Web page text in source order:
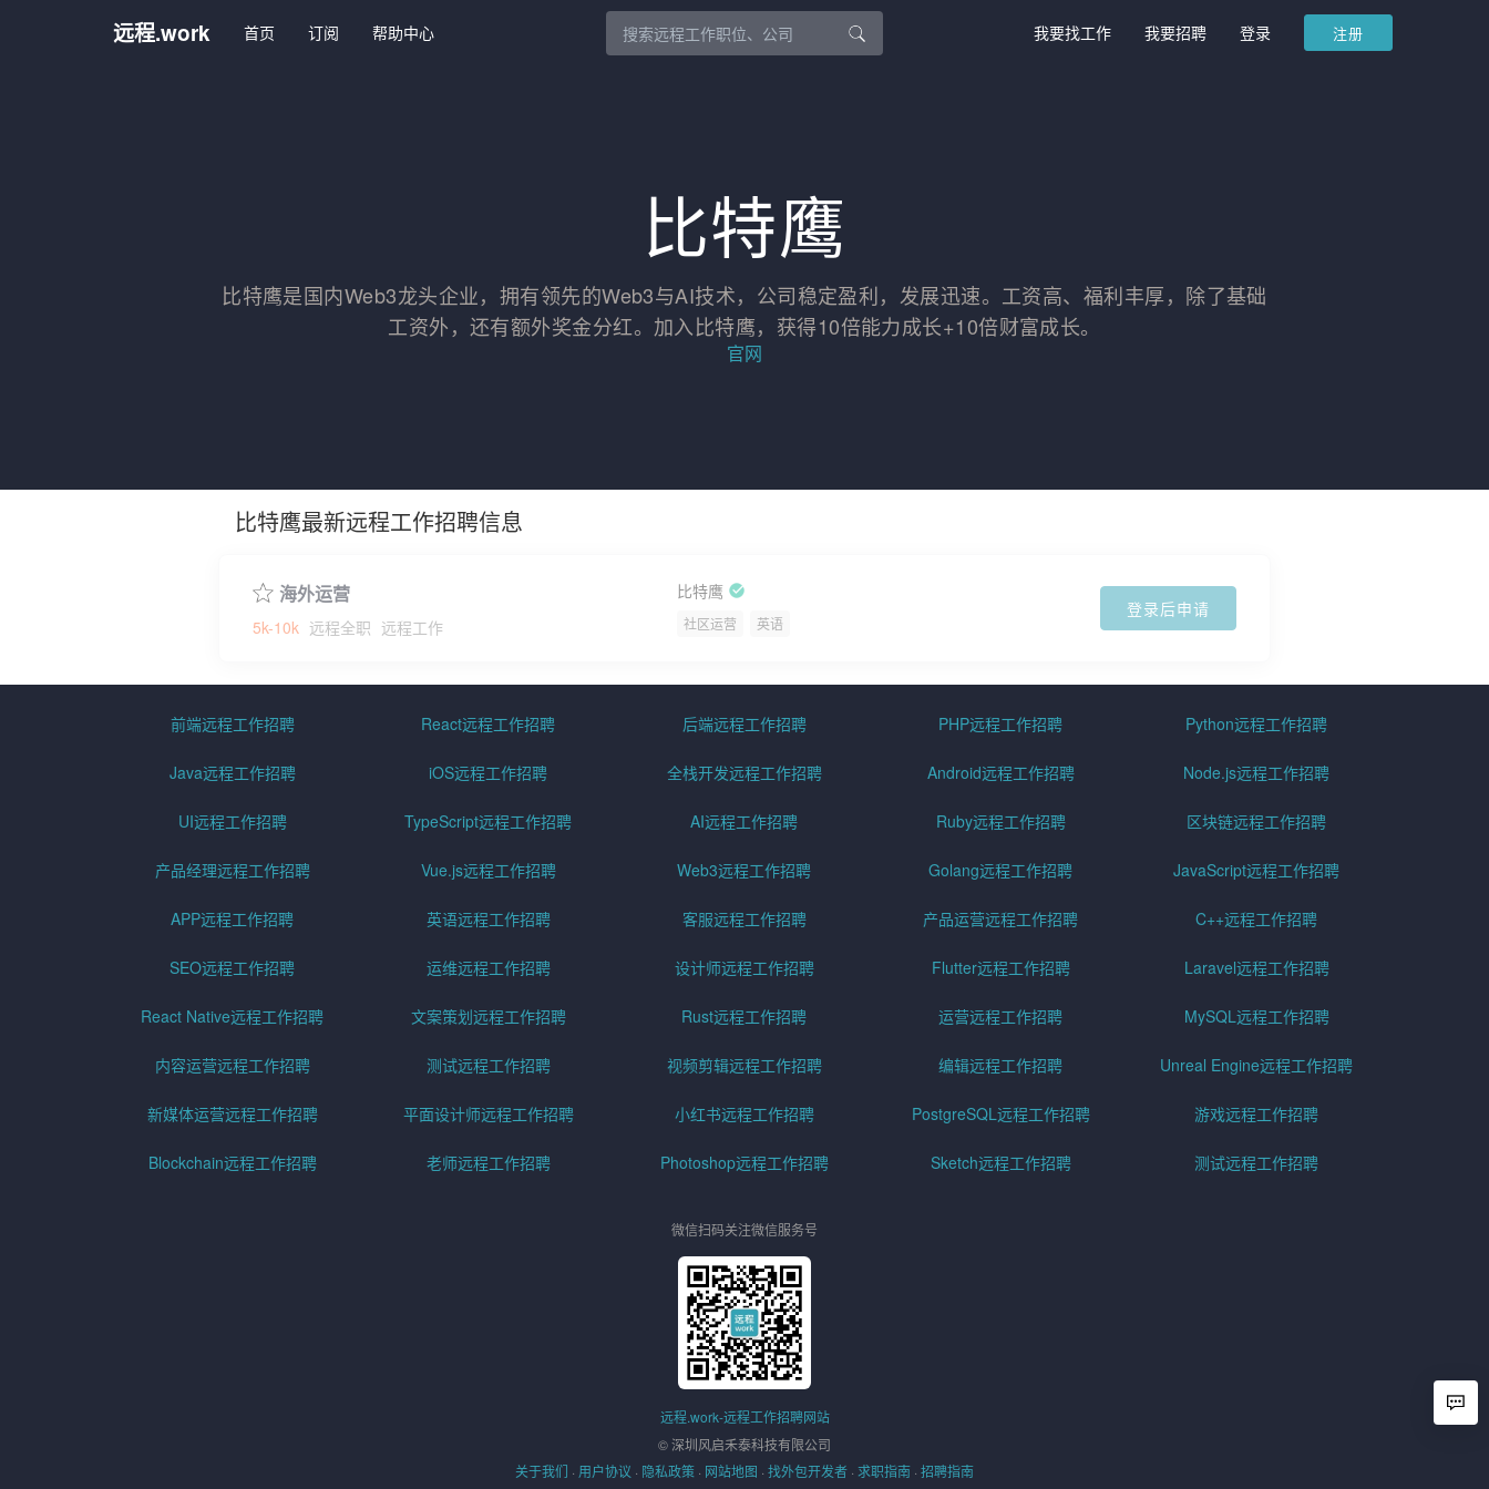
远程.work 首页 订阅 帮助中心 我要找工作 我要招聘 登录 注册
比特鹰
比特鹰是国内Web3龙头企业，拥有领先的Web3与AI技术，公司稳定盈利，发展迅速。工资高、福利丰厚，除了基础
工资外，还有额外奖金分红。加入比特鹰，获得10倍能力成长+10倍财富成长。
官网
比特鹰最新远程工作招聘信息
海外运营
5k-10k 远程全职 远程工作
比特鹰
社区运营 英语
登录后申请
前端远程工作招聘 React远程工作招聘 后端远程工作招聘 PHP远程工作招聘 Python远程工作招聘
Java远程工作招聘 iOS远程工作招聘 全栈开发远程工作招聘 Android远程工作招聘 Node.js远程工作招聘
UI远程工作招聘 TypeScript远程工作招聘 AI远程工作招聘 Ruby远程工作招聘 区块链远程工作招聘
产品经理远程工作招聘 Vue.js远程工作招聘 Web3远程工作招聘 Golang远程工作招聘 JavaScript远程工作招聘
APP远程工作招聘 英语远程工作招聘 客服远程工作招聘 产品运营远程工作招聘 C++远程工作招聘
SEO远程工作招聘 运维远程工作招聘 设计师远程工作招聘 Flutter远程工作招聘 Laravel远程工作招聘
React Native远程工作招聘 文案策划远程工作招聘 Rust远程工作招聘 运营远程工作招聘 MySQL远程工作招聘
内容运营远程工作招聘 测试远程工作招聘 视频剪辑远程工作招聘 编辑远程工作招聘 Unreal Engine远程工作招聘
新媒体运营远程工作招聘 平面设计师远程工作招聘 小红书远程工作招聘 PostgreSQL远程工作招聘 游戏远程工作招聘
Blockchain远程工作招聘 老师远程工作招聘 Photoshop远程工作招聘 Sketch远程工作招聘 测试远程工作招聘
微信扫码关注微信服务号
远程.work-远程工作招聘网站
© 深圳风启禾泰科技有限公司
关于我们 · 用户协议 · 隐私政策 · 网站地图 · 找外包开发者 · 求职指南 · 招聘指南